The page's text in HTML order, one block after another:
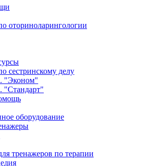
оториноларингологии
сестринскому делу
"Эконом"
"Стандарт"
оборудование
тренажеров по терапии